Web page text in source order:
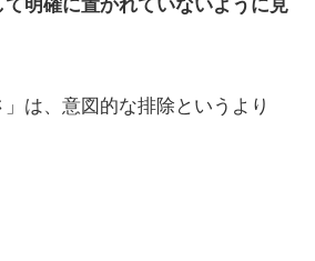
明確に置かれていないように見
は、意図的な排除というより